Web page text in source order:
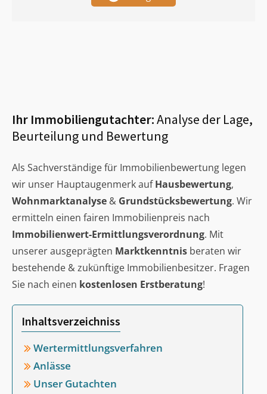
Ihr Immobiliengutachter:Analyse der Lage,
Beurteilung und Bewertung
Als Sachverständige für Immobilienbewertung legen
wir unser Hauptaugenmerk aufHausbewertung,
Wohnmarktanalyse & Grundstücksbewertung. Wir
ermitteln einen fairen Immobilienpreis nach
Immobilienwert-Ermittlungsverordnung. Mit
unserer ausgeprägten Marktkenntnis beraten wir
bestehende & zukünftige Immobilienbesitzer. Fragen
Sie nach einen kostenlosen Erstberatung!
Inhaltsverzeichniss
Wertermittlungsverfahren
Anlässe
Unser Gutachten